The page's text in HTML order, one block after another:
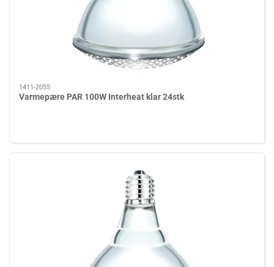
1411-2055
Varmepære PAR 100W Interheat klar 24stk